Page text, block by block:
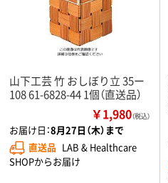
山下工芸 竹 おしぼり立 35ー
108 61-6828-44 1個（直送品）
￥1,980（税込）
お届け日：8月27日（木）まで
直送品 LAB & Healthcare
SHOPからお届け